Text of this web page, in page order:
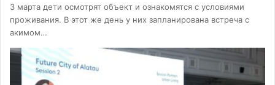
3 марта дети осмотрят объект и ознакомятся с условиями
проживания. В этот же день у них запланирована встреча с
акимом…